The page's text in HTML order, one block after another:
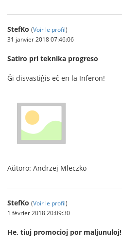
StefKo (Voir le profil)
31 janvier 2018 07:46:06
Satiro pri teknika progreso
Ĝi disvastiĝis eĉ en la Inferon!
Aŭtoro: Andrzej Mleczko
StefKo (Voir le profil)
1 février 2018 20:09:30
He, tiuj promocioj por maljunuloj!